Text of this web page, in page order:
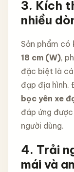
3. Kích
nhiều
Sản phẩm có
18 cm (W),
đặc biệt là
đạp địa hình.
bọc yên xe
đáp ứng
người dùng.
4. Trải
mái và